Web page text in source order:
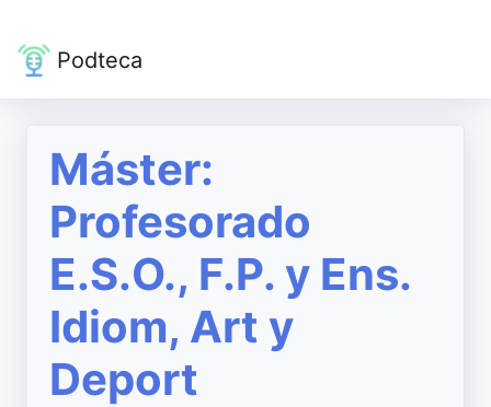
Podteca
Máster:
Profesorado
E.S.O., F.P. y Ens.
Idiom, Art y
Deport